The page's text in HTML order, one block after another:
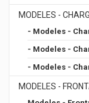
MODELES -
- Modeles -
- Modeles -
- Modeles -
MODELES -